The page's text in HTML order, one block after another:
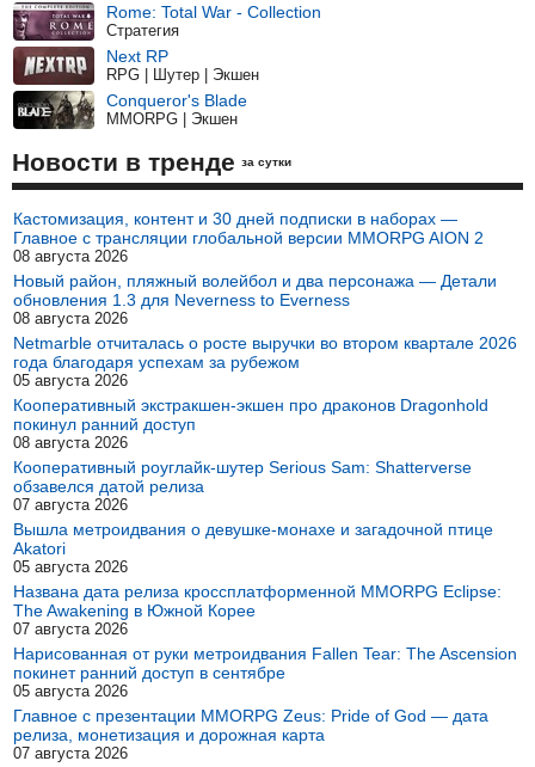
Rome: Total War - Collection
Стратегия
Next RP
RPG | Шутер | Экшен
Conqueror's Blade
MMORPG | Экшен
Новости в тренде за сутки
Кастомизация, контент и 30 дней подписки в наборах —
Главное с трансляции глобальной версии MMORPG AION 2
08 августа 2026
Новый район, пляжный волейбол и два персонажа — Детали
обновления 1.3 для Neverness to Everness
08 августа 2026
Netmarble отчиталась о росте выручки во втором квартале 2026
года благодаря успехам за рубежом
05 августа 2026
Кооперативный экстракшен-экшен про драконов Dragonhold
покинул ранний доступ
08 августа 2026
Кооперативный роуглайк-шутер Serious Sam: Shatterverse
обзавелся датой релиза
07 августа 2026
Вышла метроидвания о девушке-монахе и загадочной птице
Akatori
05 августа 2026
Названа дата релиза кроссплатформенной MMORPG Eclipse:
The Awakening в Южной Корее
07 августа 2026
Нарисованная от руки метроидвания Fallen Tear: The Ascension
покинет ранний доступ в сентябре
05 августа 2026
Главное с презентации MMORPG Zeus: Pride of God — дата
релиза, монетизация и дорожная карта
07 августа 2026